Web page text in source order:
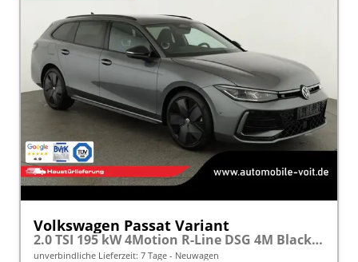
Volkswagen Passat Variant
2.0 TSI 195 kW 4Motion R-Line DSG 4M Black, HUD, AHK, Navi, IQ.Light, AreaView, Winter, el. Klappe, sofort
unverbindliche Lieferzeit: 7 Tage Neuwagen